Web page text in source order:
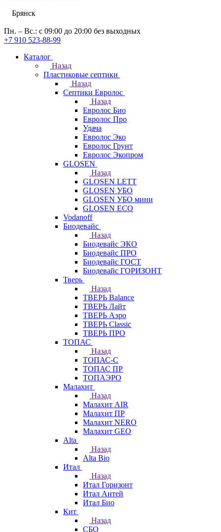
Брянск
Пн. – Вс.: с 09:00 до 20:00 без выходных
+7 910 523-88-99
Каталог
Назад
Пластиковые септики
Назад
Септики Евролос
Назад
Евролос Био
Евролос Про
Удача
Евролос Эко
Евролос Грунт
Евролос Экопром
GLOSEN
Назад
GLOSEN LETT
GLOSEN УБО
GLOSEN УБО мини
GLOSEN ECO
Vodanoff
Биодевайс
Назад
Биодевайс ЭКО
Биодевайс ПРО
Биодевайс ГОСТ
Биодевайс ГОРИЗОНТ
Тверь
Назад
ТВЕРЬ Balance
ТВЕРЬ Лайт
ТВЕРЬ Аэро
ТВЕРЬ Classic
ТВЕРЬ ПРО
ТОПАС
Назад
ТОПАС-С
ТОПАС ПР
ТОПАЭРО
Малахит
Назад
Малахит AIR
Малахит ПР
Малахит NERO
Малахит GEO
Alta
Назад
Alta Bio
Итал
Назад
Итал Горизонт
Итал Антей
Итал Био
Кит
Назад
СБО